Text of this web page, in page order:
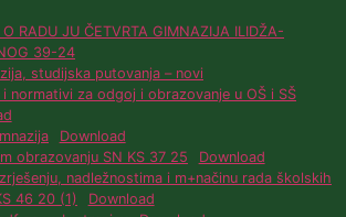
RADU JU ČETVRTA GIMNAZIJA ILIDŽA-
39-24
studijska putovanja – novi
normativi za odgoj i obrazovanje u OŠ i SŠ
Download
obrazovanju SN KS 37 25
Download
nadležnostima i m+načinu rada školskih
46 20 (1)
Download